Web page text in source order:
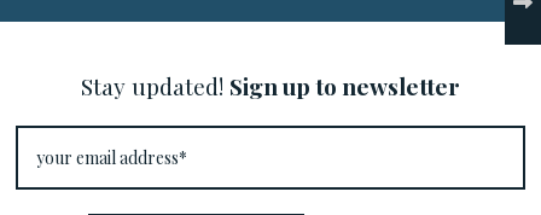
Stay updated! Sign up to newsletter